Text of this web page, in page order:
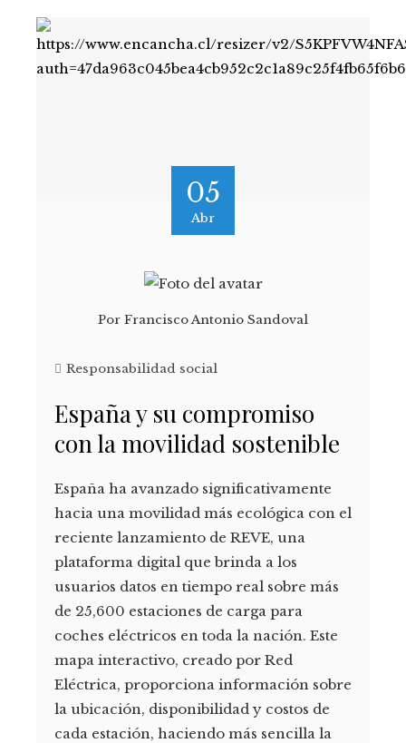
05
Abr
Por Francisco Antonio Sandoval
Responsabilidad social
España y su compromiso
con la movilidad sostenible
España ha avanzado significativamente
hacia una movilidad más ecológica con el
reciente lanzamiento de REVE, una
plataforma digital que brinda a los
usuarios datos en tiempo real sobre más
de 25,600 estaciones de carga para
coches eléctricos en toda la nación. Este
mapa interactivo, creado por Red
Eléctrica, proporciona información sobre
la ubicación, disponibilidad y costos de
cada estación, haciendo más sencilla la